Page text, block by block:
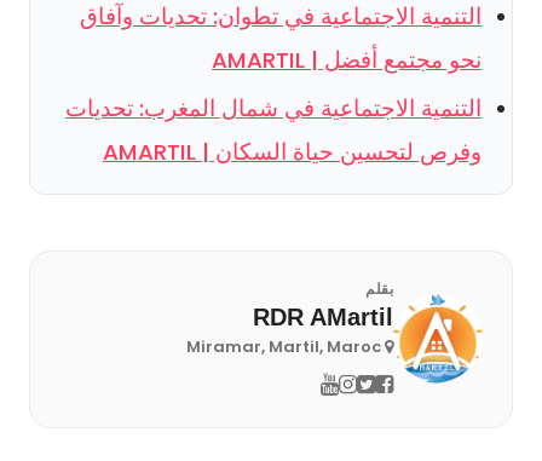
التنمية الاجتماعية في تطوان: تحديات وآفاق
نحو مجتمع أفضل | AMARTIL
التنمية الاجتماعية في شمال المغرب: تحديات
وفرص لتحسين حياة السكان | AMARTIL
بقلم
RDR AMartil